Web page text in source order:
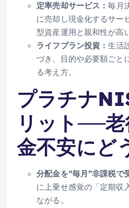
定率売却サービス：毎月
に売却し現金化するサー
型資産運用と親和性が高い
ライフプラン投資：生活
づき、目的や必要額ごと
る考え方。
プラチナ
リット──
金不安にど
分配金を“毎月”非課税で
に上乗せ感覚の「定期収
ながる。